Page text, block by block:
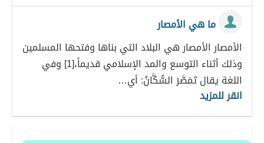
ما هي الأمصار
الأمصار الأمصار هي البلاد التي بناها وفتحها المسلمين
وذلك أثناء التوسع والمد الإسلامي قديماً،[1] وفي
اللغة يقال تَمَصَّرَ السُّكَّانُ: أي…
انقر للمزيد